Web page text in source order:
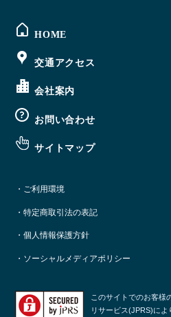
HOME
交通アクセス
会社案内
お問い合わせ
サイトマップ
・ご利用環境
・特定商取引法の表記
・個人情報保護方針
・ソーシャルメディアポリシー
このサイトでのお客様
リサービス(JPRS)に